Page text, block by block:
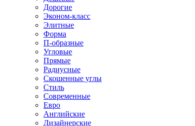
Дорогие
Эконом-класс
Элитные
Форма
П-образные
Угловые
Прямые
Радиусные
Скошенные углы
Стиль
Современные
Евро
Английские
Дизайнерские